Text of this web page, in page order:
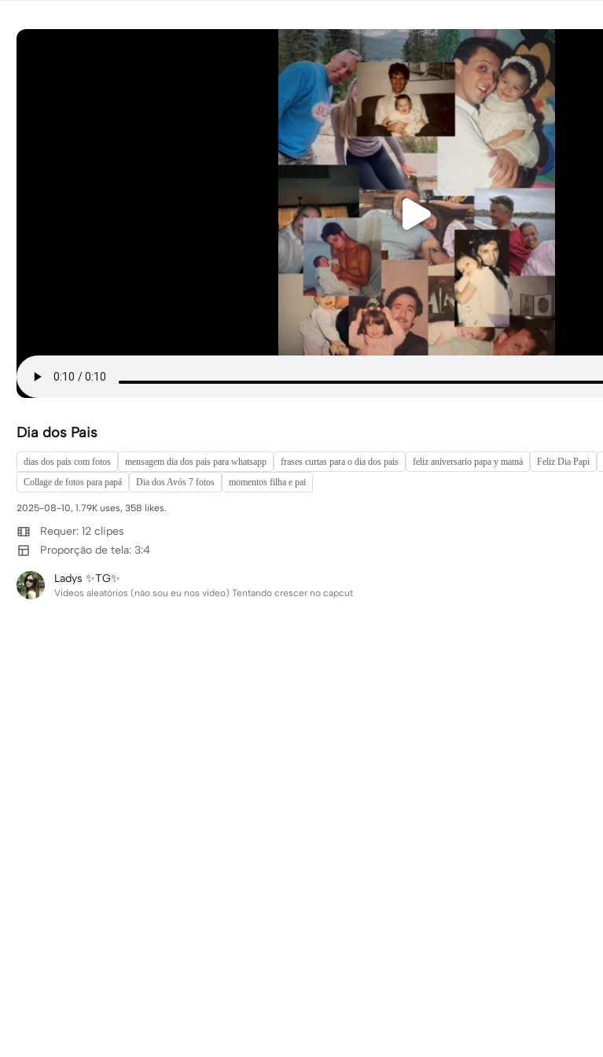
Dia dos Pais
dias dos pais com fotos mensagem dia dos pais para whatsapp frases curtas para o dia dos pais feliz aniversario papa y mamá Feliz Dia Papi
Collage de fotos para papá
Dia dos Avós 7 fotos momentos filha e pai
2025-08-10, 1.79K uses, 358 likes.
Requer: 12 clipes
Proporção de tela: 3:4
Ladys ✨TG✨
Videos aleatórios (não sou eu nos vídeo) Tentando crescer no capcut